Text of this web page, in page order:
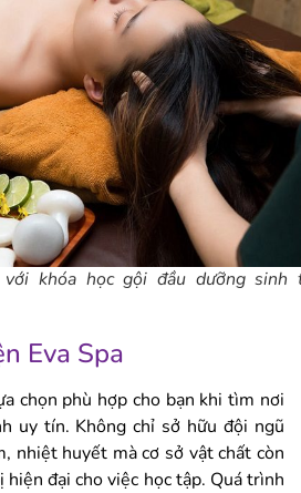
với khóa học gội đầu dưỡng sinh
Eva Spa
chọn phù hợp cho bạn khi tìm nơi
uy tín. Không chỉ sở hữu đội ngũ
nhiệt huyết mà cơ sở vật chất còn
đại cho việc học tập. Quá trình